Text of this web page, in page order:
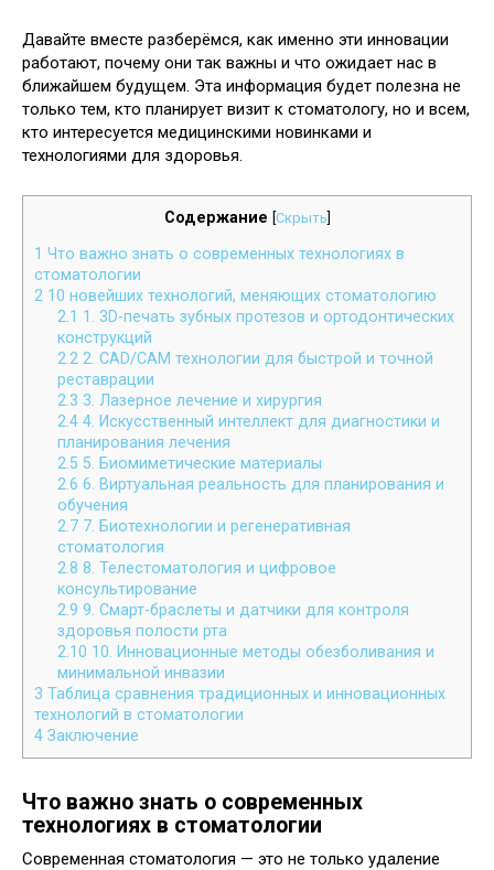
Давайте вместе разберёмся, как именно эти инновации
работают, почему они так важны и что ожидает нас в
ближайшем будущем. Эта информация будет полезна не
только тем, кто планирует визит к стоматологу, но и всем,
кто интересуется медицинскими новинками и
технологиями для здоровья.
Содержание Скрыть
1 Что важно знать о современных технологиях в
стоматологии
2 10 новейших технологий, меняющих стоматологию
2.1 1. 3D-печать зубных протезов и ортодонтических
конструкций
2.2 2. CAD/CAM технологии для быстрой и точной
реставрации
2.3 3. Лазерное лечение и хирургия
2.4 4. Искусственный интеллект для диагностики и
планирования лечения
2.5 5. Биомиметические материалы
2.6 6. Виртуальная реальность для планирования и
обучения
2.7 7. Биотехнологии и регенеративная
стоматология
2.8 8. Телестоматология и цифровое
консультирование
2.9 9. Смарт-браслеты и датчики для контроля
здоровья полости рта
2.10 10. Инновационные методы обезболивания и
минимальной инвазии
3 Таблица сравнения традиционных и инновационных
технологий в стоматологии
4 Заключение
Что важно знать о современных
технологиях в стоматологии
Современная стоматология — это не только удаление